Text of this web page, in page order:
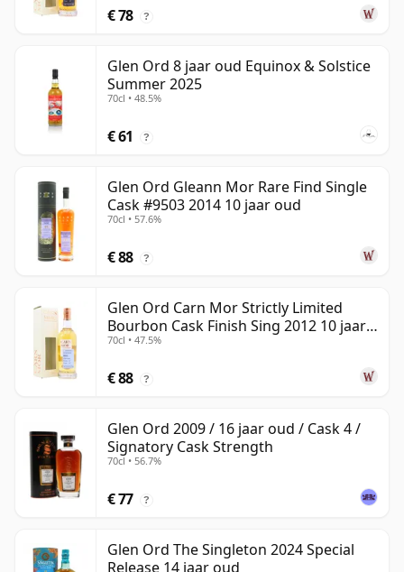
€ 78 ?
Glen Ord 8 jaar oud Equinox & Solstice
Summer 2025
70cl • 48.5%
€ 61 ?
Glen Ord Gleann Mor Rare Find Single
Cask #9503 2014 10 jaar oud
70cl • 57.6%
€ 88 ?
Glen Ord Carn Mor Strictly Limited
Bourbon Cask Finish Sing 2012 10 jaar
oud
70cl • 47.5%
€ 88 ?
Glen Ord 2009 / 16 jaar oud / Cask 4 /
Signatory Cask Strength
70cl • 56.7%
€ 77 ?
Glen Ord The Singleton 2024 Special
Release 14 jaar oud